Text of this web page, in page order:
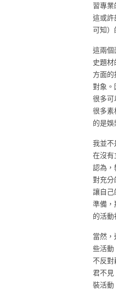
習專
這或許
可知）
這兩個
史題
方面
對象。
很多可
很多素
的是
我並不
在沒有
認為，
對充分
讓自己
準備，
的活動
當然
些活動
不反
君不見
裝活動